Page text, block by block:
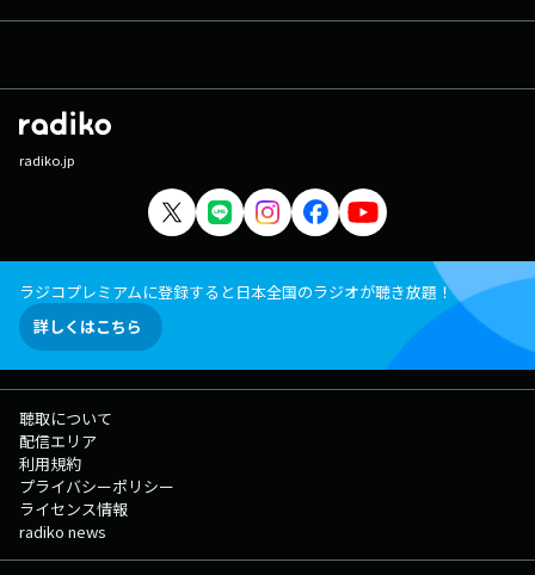
radiko.jp
ラジコプレミアムに登録すると日本全国のラジオが聴き放題！
詳しくはこちら
聴取について
配信エリア
利用規約
プライバシーポリシー
ライセンス情報
radiko news